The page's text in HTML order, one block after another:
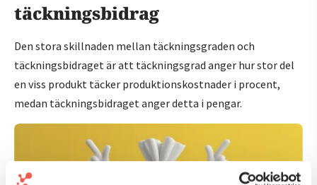
täckningsbidrag
Den stora skillnaden mellan täckningsgraden och
täckningsbidraget är att täckningsgrad anger hur stor del
en viss produkt täcker produktionskostnader i procent,
medan täckningsbidraget anger detta i pengar.